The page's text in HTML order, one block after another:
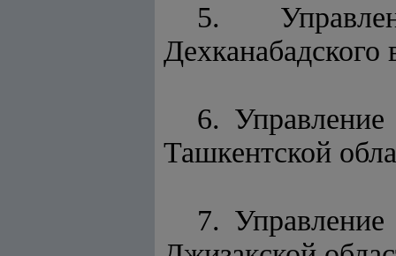
5.
Дехканабадского
6. Управление
Ташкентской
7.